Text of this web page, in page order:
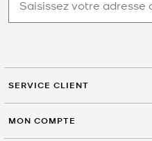
SERVICE CLIENT
MON COMPTE